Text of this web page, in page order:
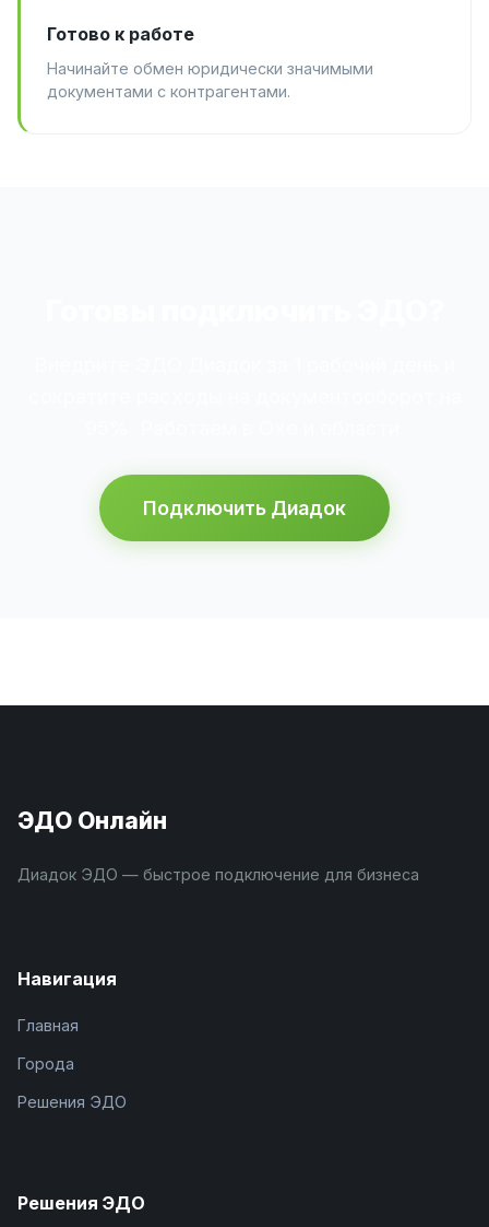
Готово к работе
Начинайте обмен юридически значимыми
документами с контрагентами.
Подключить Диадок
ЭДО Онлайн
Диадок ЭДО — быстрое подключение для бизнеса
Навигация
Главная
Города
Решения ЭДО
Решения ЭДО